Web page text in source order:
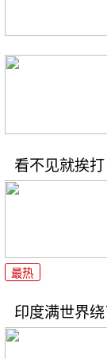
看不见就挨
最热
印度满世界